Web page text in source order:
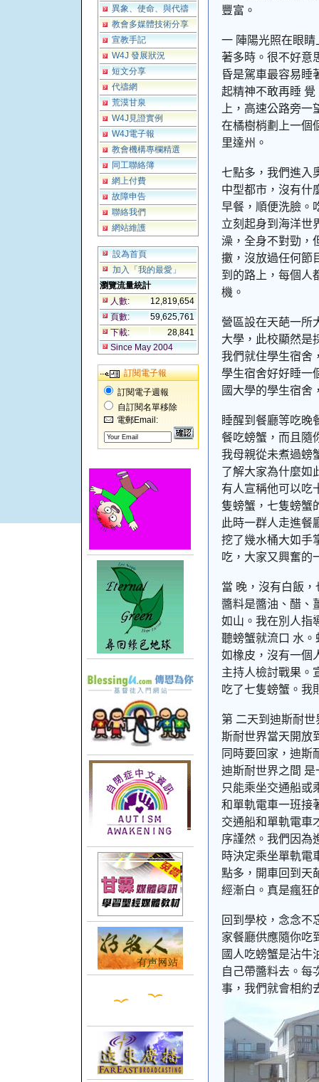
異象、使命、與代禱
教會多媒體技術分享
宣教手記
W4J 發展狀況
短文分享
代禱網
荒漠甘泉
W4J見證實例
W4J電子報
教會機構專欄精選
同工聯絡簿
網上付費
故障申告
聯絡我們
網站維護
設為首頁
加入「我的最愛」
瀏覽流量統計
人數:
12,819,654
頁數:
59,625,761
下載:
28,841
Since May 2004
訂閱電子報
訂閱電子週報
自訂閱名單移除
電郵Email:
豐富。
一 陣陽光照在眼
著多時。很不好意
昏是駕車最容易睡
起精神不敢再睡
上，高速公路旁
在橘樹梢劃上一個
里達州。
七點多，我們進入
中型都市，沒有什
早餐，順便洗臉。
立刻起身到海洋世
澡，全身不對勁，
擻，沒放過任何節
到的路上，每個人
機。
營區設在天葩一所
大學，此校顯然是
我們就住學生宿舍
學生宿舍好好睡一
國大學的學生宿舍
睡醒到餐廳等吃晚
餐吃螃蟹，而且隨
我母親從未煮過螃
了解大家為什麼如
有人宣稱他可以吃
隻螃蟹，七隻螃蟹
此時一群人走進餐
挖了幾水桶大如手
吃，大家又興奮的
當 晚，沒有白飯
醬料是醬油、醋、
如山。我在別人指
聽螃蟹就流口 水
如橡皮，沒有一個
主持人檢討戰果。
吃了七隻螃蟹。我
第 二天到迪斯耐
斯耐世界當天開放
同時要回家，迪斯
迪斯耐世界之間
只能乘坐交通船或
和單軌電車一班接
交通船和單軌電車
序謹然。我們因為
時決定乘坐單軌電
點多，開車回到天
經漸白。真是瘋狂
回到學校，念念不
家餐廳供應隨你吃
國人吃螃蟹是沾牛
自己帶醬料去。每
事，我們就會相約